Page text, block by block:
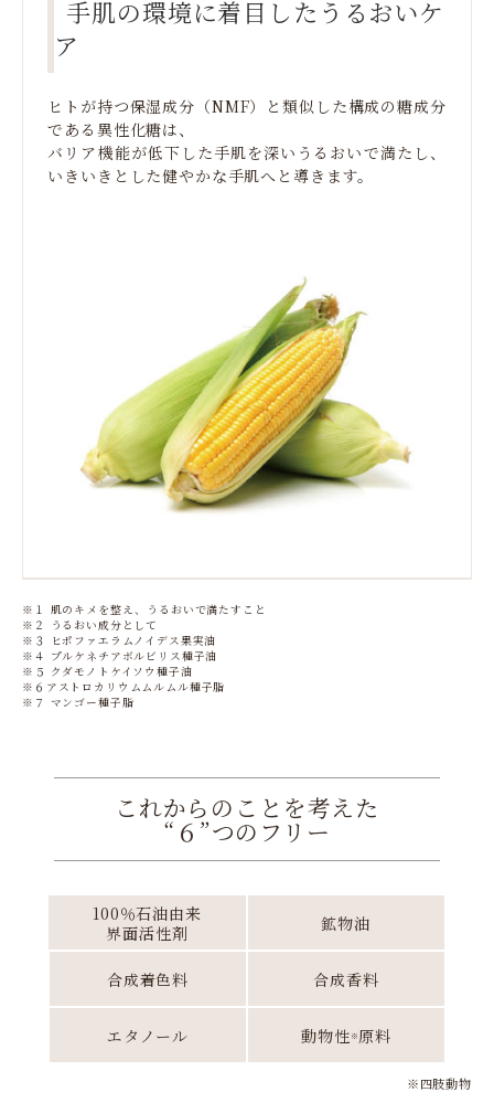
手肌の環境に着目したうるおいケ
ア
ヒトが持つ保湿成分（NMF）と類似した構成の糖成分
である異性化糖は、
バリア機能が低下した手肌を深いうるおいで満たし、
いきいきとした健やかな手肌へと導きます。
※１ 肌のキメを整え、うるおいで満たすこと
※２ うるおい成分として
※３ ヒポファエラムノイデス果実油
※４ プルケネチアボルビリス種子油
※５ クダモノトケイソウ種子油
※６アストロカリウムムルムル種子脂
※７ マンゴー種子脂
これからのことを考えた
“６”つのフリー
100％石油由来
界面活性剤
鉱物油
合成着色料 合成香料
エタノール 動物性 ※ 原料
※四肢動物